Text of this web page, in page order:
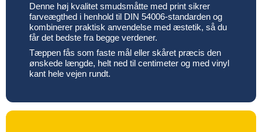
Denne høj kvalitet smudsmåtte med print sikrer
farveægthed i henhold til DIN 54006-standarden og
kombinerer praktisk anvendelse med æstetik, så du
får det bedste fra begge verdener.
Tæppen fås som faste mål eller skåret præcis den
ønskede længde, helt ned til centimeter og med vinyl
kant hele vejen rundt.